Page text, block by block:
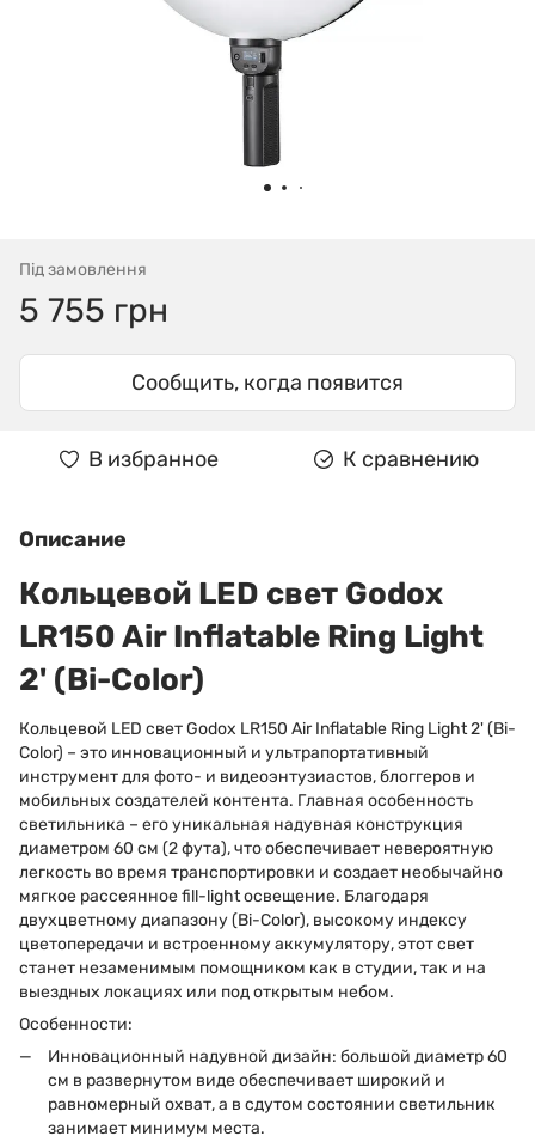
Під замовлення
5 755 грн
Сообщить, когда появится
В избранное К сравнению
Описание
Кольцевой LED свет Godox
LR150 Air Inflatable Ring Light
2' (Bi-Color)
Кольцевой LED свет Godox LR150 Air Inflatable Ring Light 2' (Bi-
Color) – это инновационный и ультрапортативный
инструмент для фото- и видеоэнтузиастов, блоггеров и
мобильных создателей контента. Главная особенность
светильника – его уникальная надувная конструкция
диаметром 60 см (2 фута), что обеспечивает невероятную
легкость во время транспортировки и создает необычайно
мягкое рассеянное fill-light освещение. Благодаря
двухцветному диапазону (Bi-Color), высокому индексу
цветопередачи и встроенному аккумулятору, этот свет
станет незаменимым помощником как в студии, так и на
выездных локациях или под открытым небом.
Особенности:
Инновационный надувной дизайн: большой диаметр 60
см в развернутом виде обеспечивает широкий и
равномерный охват, а в сдутом состоянии светильник
занимает минимум места.